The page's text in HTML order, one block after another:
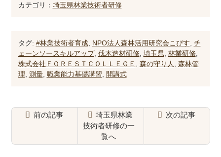
カテゴリ： 埼玉県林業技術者研修
タグ: #林業技術者育成, NPO法人森林活用研究会こぴす チ
ェーンソースキルアップ, 伐木造材研修, 埼玉県 林業研修,
株式会社ＦＯＲＥＳＴＣＯＬＬＥＧＥ
森の守り人
森林管
理 測量, 職業能力基礎講習 開講式
前の記事
埼玉県林業
技術者研修の一
覧へ
次の記事